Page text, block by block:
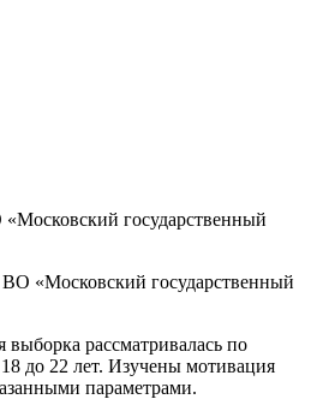
государственный
«Московский государственный
рассматривалась по
до 22 лет. Изучены мотивация
параметрами.